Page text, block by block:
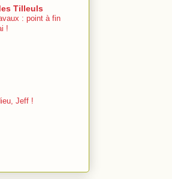
Tilleuls
: point à fin
!
Jeff !